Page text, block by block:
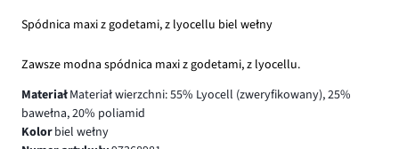
Spódnica maxi z godetami, z lyocellu biel wełny
Zawsze modna spódnica maxi z godetami, z lyocellu.
MateriałMateriał wierzchni: 55% Lyocell (zweryfikowany), 25%
bawełna, 20% poliamid
Kolorbiel wełny